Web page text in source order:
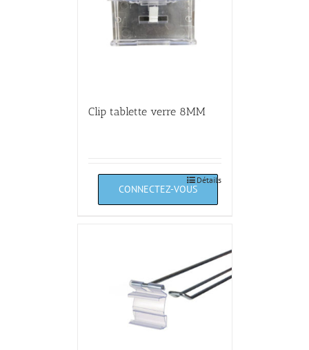
Clip tablette verre 8MM
Détails